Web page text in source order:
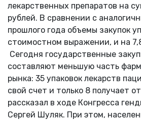
лекарственных препаратов на
рублей. В сравнении с
прошлого года объемы закупок
стоимостном выражении, и на
Сегодня государственные
составляют меньшую часть
рынка: 35 упаковок лекарств
свой счет и только 8 получает
рассказал в ходе Конгресса
Сергей Шуляк. При этом,